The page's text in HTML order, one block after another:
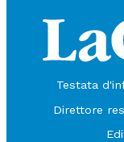
Testata
Direttore